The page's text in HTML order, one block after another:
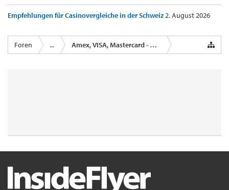
Empfehlungen für Casinovergleiche in der Schweiz2. August 2026
Foren ... Amex, VISA, Mastercard - Kreditkartenanbieter